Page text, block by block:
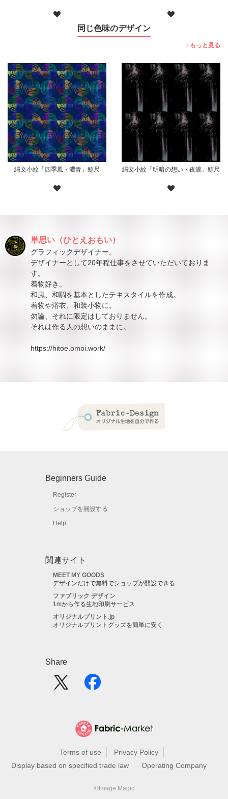
同じ色味のデザイン
もっと見る
縄文小紋「四季風・濃青」鯨尺 縄文小紋「明暗の想い・夜瀧」鯨尺
単思い（ひとえおもい）
グラフィックデザイナー。
デザイナーとして20年程仕事をさせていただいておりま
す。
着物好き。
和風、和調を基本としたテキスタイルを作成。
着物や浴衣、和装小物に。
勿論、それに限定はしておりません。
それは作る人の想いのままに。
https://hitoe.omoi.work/
Beginners Guide
Register
ショップを開設する
Help
関連サイト
MEET MY GOODS
デザインだけで無料でショップが開設できる
ファブリック デザイン
1mから作る生地印刷サービス
オリジナルプリント.jp
オリジナルプリントグッズを簡単に安く
Share
Terms of use
Privacy Policy
Display based on specified trade law
Operating Company
©Image Magic